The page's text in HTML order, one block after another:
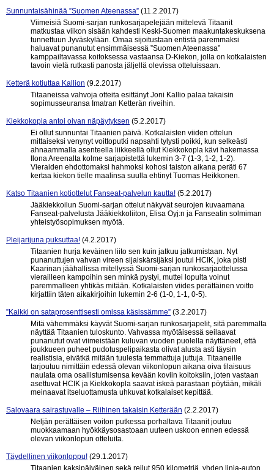
Sunnuntaisähinää ”Suomen Ateenassa” (11.2.2017)
Viimeisiä Suomi-sarjan runkosarjapelejään mittelevä Titaanit
matkustaa viikon sisään kahdesti Keski-Suomen maakuntakeskuksena
tunnettuun Jyväskylään. Omaa sijoitustaan entistä paremmaksi
haluavat punanutut ensimmäisessä ”Suomen Ateenassa”
kamppailtavassa koitoksessa vastaansa D-Kiekon, jolla on kotkalaisten
tavoin vielä rutkasti panosta jäljellä olevissa otteluissaan.
Ketterä kotiuttaa Kallion (9.2.2017)
Titaaneissa vahvoja otteita esittänyt Joni Kallio palaa takaisin
sopimusseuransa Imatran Ketterän riveihin.
Kiekkokopla antoi oivan näpäytyksen (5.2.2017)
Ei ollut sunnuntai Titaanien päivä. Kotkalaisten viiden ottelun
mittaiseksi venynyt voittoputki napsahti tylysti poikki, kun selkeästi
ahnaammalla asenteella liikkeellä ollut Kiekkokopla kävi hakemassa
Ilona Areenalta kolme sarjapistettä lukemin 3-7 (1-3, 1-2, 1-2).
Vieraiden ehdottomaksi hahmoksi kohosi taiston aikana peräti 67
kertaa kiekon tielle maalinsa suulla ehtinyt Tuomas Heikkonen.
Katso Titaanien kotiottelut Fanseat-palvelun kautta! (5.2.2017)
Jääkiekkoilun Suomi-sarjan ottelut näkyvät seurojen kuvaamana
Fanseat-palvelusta Jääkiekkoliiton, Elisa Oyj:n ja Fanseatin solmiman
yhteistyösopimuksen myötä.
Pleijarijuna puksuttaa! (4.2.2017)
Titaanien hurja keväinen liito sen kuin jatkuu jatkumistaan. Nyt
punanuttujen vahvan vireen sijaiskärsijäksi joutui HCIK, joka pisti
Kaarinan jäähallissa mitellyssä Suomi-sarjan runkosarjaottelussa
vierailleen kampoihin sen minkä pystyi, muttei lopulta voinut
paremmalleen yhtikäs mitään. Kotkalaisten viides perättäinen voitto
kirjattiin täten aikakirjoihin lukemin 2-6 (1-0, 1-1, 0-5).
”Kaikki on sataprosenttisesti omissa käsissämme” (3.2.2017)
Mitä vähemmäksi käyvät Suomi-sarjan runkosarjapelit, sitä paremmalta
näyttää Titaanien tuloskunto. Vahvassa myötäisessä seilaavat
punanutut ovat viimeistään kuluvan vuoden puolella näyttäneet, että
joukkueen puheet pudotuspelipaikasta olivat alusta asti täysin
realistisia, eivätkä mitään tuulesta temmattuja juttuja. Titaaneille
tarjoutuu nimittäin edessä olevan viikonlopun aikana oiva tilaisuus
naulata oma osallistumisensa kevään koviin koitoksiin, joten vastaan
asettuvat HCIK ja Kiekkokopla saavat iskeä parastaan pöytään, mikäli
meinaavat itseluottamusta uhkuvat kotkalaiset kepittää.
Salovaara sairastuvalle – Riihinen takaisin Ketterään (2.2.2017)
Neljän perättäisen voiton putkessa porhaltava Titaanit joutuu
muokkaamaan hyökkäysosastoaan uuteen uskoon ennen edessä
olevan viikonlopun otteluita.
Täydellinen viikonloppu! (29.1.2017)
Titaanien kaksipäiväinen sekä reilut 950 kilometriä, yhden linja-auton